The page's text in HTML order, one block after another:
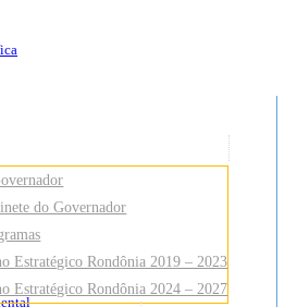
do
do Governador
Estratégico Rondônia 2019 – 2023
Estratégico Rondônia 2024 – 2027